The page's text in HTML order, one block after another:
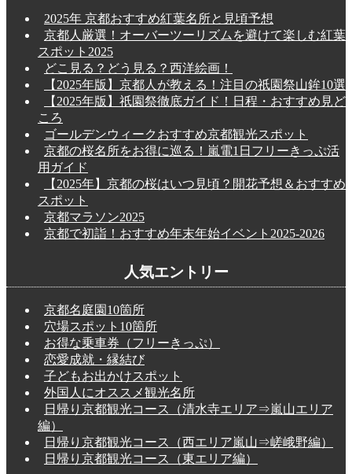
2025年 京都おすすめ紅葉名所と見頃予想
京都人厳選！オーバーツーリズムを避けて楽しむ紅葉
スポット2025
どこ見る？どう見る？西洋絵画！
【2025年版】京都人が教える！注目の祇園祭山鉾10選
【2025年版】祇園祭徹底ガイド！日程・おすすめ見ど
ころ
ゴールデンウィークおすすめ京都観光スポット
京都の桜名所をお得に巡る！嵐電1日フリーきっぷ活
用ガイド
【2025年】京都の桜はいつ見頃？開花予想＆おすすめ
スポット
京都マラソン2025
京都で初詣！おすすめ年末年始イベント2025-2026
人気エントリー
京都名庭園10箇所
穴場スポット10箇所
お得な乗車券（フリーきっぷ）
恋愛成就・縁結び
子どもお出かけスポット
外国人にオススメ観光名所
日帰り京都観光コース（清水寺エリア⇒嵐山エリア
編）
日帰り京都観光コース（西エリア嵐山⇒嵯峨野編）
日帰り京都観光コース（東エリア編）